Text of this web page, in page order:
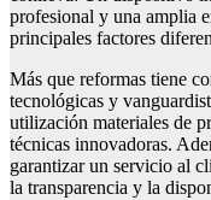
profesional y una amplia
principales factores
Más que reformas tiene
tecnológicas y
utilización materiales de
técnicas innovadoras.
garantizar un servicio al
la transparencia y la